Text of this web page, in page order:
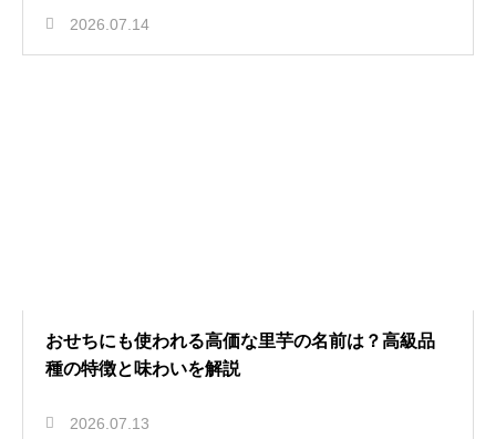
2026.07.14
おせちにも使われる高価な里芋の名前は？高級品
種の特徴と味わいを解説
2026.07.13